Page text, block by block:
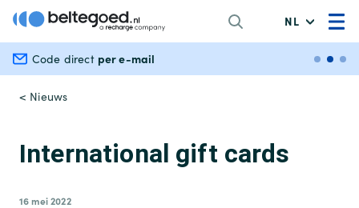
NL
Code directper e-mail Veilig
< Nieuws
International gift cards
16 mei 2022